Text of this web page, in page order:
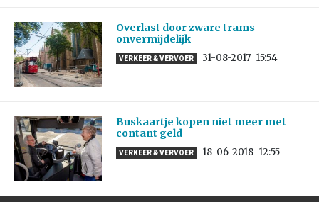
Overlast door zware trams
onvermijdelijk
VERKEER & VERVOER 31-08-2017 15:54
Buskaartje kopen niet meer met
contant geld
VERKEER & VERVOER 18-06-2018 12:55